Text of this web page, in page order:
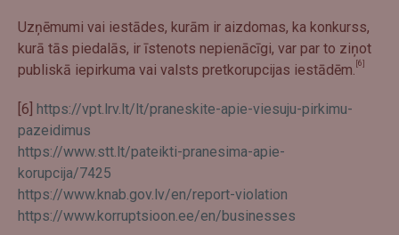
Uzņēmumi vai iestādes, kurām ir aizdomas, ka konkurss,
kurā tās piedalās, ir īstenots nepienācīgi, var par to ziņot
publiskā iepirkuma vai valsts pretkorupcijas iestādēm. [6]
[6] https://vpt.lrv.lt/lt/praneskite-apie-viesuju-pirkimu-
pazeidimus
https://www.stt.lt/pateikti-pranesima-apie-
korupcija/7425
https://www.knab.gov.lv/en/report-violation
https://www.korruptsioon.ee/en/businesses